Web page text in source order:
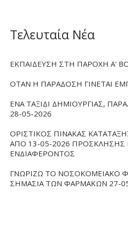
Τελευταία Νέα
ΕΚΠΑΙΔΕΥΣΗ ΣΤΗ ΠΑΡΟΧΗ Α'
ΟΤΑΝ Η ΠΑΡΑΔΟΣΗ ΓΙΝΕΤΑΙ
ΕΝΑ ΤΑΞΙΔΙ ΔΗΜΙΟΥΡΓΙΑΣ,
28-05-2026
ΟΡΙΣΤΙΚΟΣ ΠΙΝΑΚΑΣ
ΑΠΟ 13-05-2026
ΕΝΔΙΑΦΕΡΟΝΤΟΣ
ΓΝΩΡΙΖΩ ΤΟ ΝΟΣΟΚΟΜΕΙΑΚΟ
ΣΗΜΑΣΙΑ ΤΩΝ ΦΑΡΜΑΚΩΝ 27-